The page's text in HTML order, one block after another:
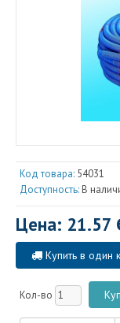
Код товара: 54031
Доступность: В
Цена: 21.57
Купить в один
Кол-во